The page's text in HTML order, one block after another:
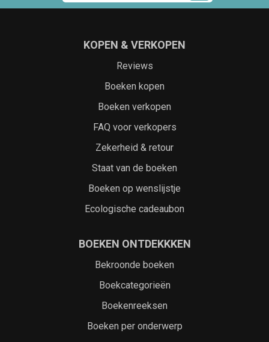
KOPEN & VERKOPEN
Reviews
Boeken kopen
Boeken verkopen
FAQ voor verkopers
Zekerheid & retour
Staat van de boeken
Boeken op wenslijstje
Ecologische cadeaubon
BOEKEN ONTDEKKKEN
Bekroonde boeken
Boekcategorieën
Boekenreeksen
Boeken per onderwerp